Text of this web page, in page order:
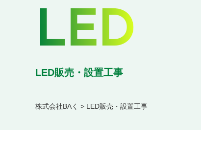
LED
LED販売・設置工事
株式会社BAく > LED販売・設置工事